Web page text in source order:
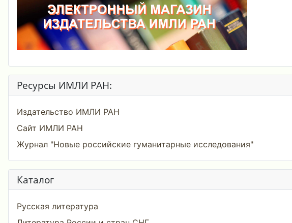
Ресурсы ИМЛИ РАН:
Издательство ИМЛИ РАН
Сайт ИМЛИ РАН
Журнал "Новые российские гуманитарные исследования"
Каталог
Русская литература